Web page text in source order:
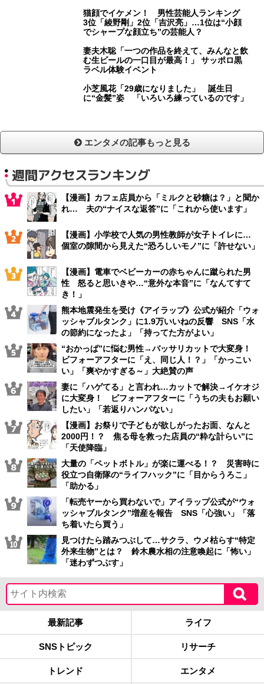
猫顔でイケメン！ 男性芸能人ランキング
3位「綾野剛」2位「吉沢亮」…1位は“小顔
でシャープな顔立ち”の芸能人？
妻夫木聡「一つの作品を終えて、みんなと飲
む生ビールの一口目が最高！」 サッポロ黒
ラベル体験イベント
小芝風花「29歳になりました」 誕生日
に“金髪”姿 「いろいろ練っているのです」
エンタメの記事もっと見る
週間アクセスランキング
【漫画】カフェ店員から「ミルクと砂糖は？」と聞か
れ… 夫の“ナイスな返答”に「これから使います」
【漫画】小学校で人気の男性教師が女子トイレに…
個室の隙間から見えた“恐ろしいモノ”に「許せない」
【漫画】電車でベビーカーの赤ちゃんに蹴られた男
性 怒ると思いきや…“意外な本音”に「なんてすて
き！」
熊本地震発生を受け《アイラップ》公式が紹介「ウォ
ッシャブルタンク」に1.9万いいねの反響 SNS「水
の節約になったよ」「持ってた方がよい」
“おかっぱ”に悩む男性→バッサリカットで大変身！
ビフォーアフターに「え、同じ人！？」「かっこい
い」「爽やかすぎる～」大絶賛の声
妻に「ハゲてる」と言われ…カットで解決→イケオジ
に大変身！ ビフォーアフターに「うちの夫もお願い
したい」「若返りハンパない」
【漫画】お祭りで子どもが欲しがったお面、なんと
2000円！？ 焦る母を救った店員の“粋な計らい”に
「天使降臨」
大量の「ペットボトル」が楽に運べる！？ 災害時に
役立つ自衛隊の“ライフハック”に「目からうろこ」
「助かる」
「転売ヤーから買わないで」アイラップ公式が“ウォ
ッシャブルタンク”増産を報告 SNS「心強い」「落
ち着いたら買う」
見つけたら踏みつぶして…サクラ、ウメ枯らす“特定
外来生物”とは？ 鈴木農水相の注意喚起に「怖い」
「迷わずつぶす」
最新記事 ライフ
SNSトピック リサーチ
トレンド エンタメ